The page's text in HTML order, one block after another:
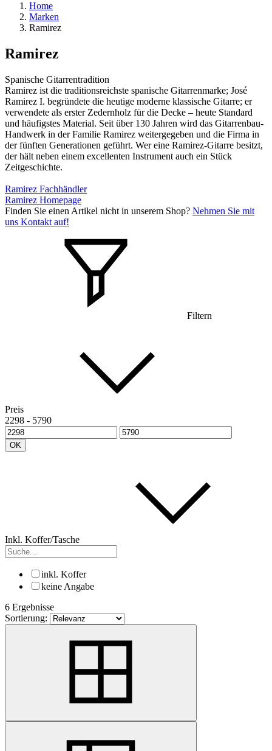
Home
Marken
Ramirez
Ramirez
Spanische Gitarrentradition
Ramirez ist die traditionsreichste spanische Gitarrenmarke; José
Ramirez I. begründete die heutige moderne klassische Gitarre; er
verwendete als erster Zedernholz für die Decke – heute Standard
und häufigstes Material. Seit über 130 Jahren wird das Gitarrenbau-
Handwerk in der Familie Ramirez weitergegeben und die Firma in
der fünften Generationen geführt. Wer eine Ramirez-Gitarre besitzt,
der hält neben einem excellenten Instrument auch ein Stück
Zeitgeschichte.
Ramirez Fachhändler
Ramirez Homepage
Finden Sie einen Artikel nicht in unserem Shop? Nehmen Sie mit
uns Kontakt auf!
Filtern
Preis
2298 - 5790
OK
Inkl. Koffer/Tasche
inkl. Koffer
keine Angabe
6 Ergebnisse
Sortierung: